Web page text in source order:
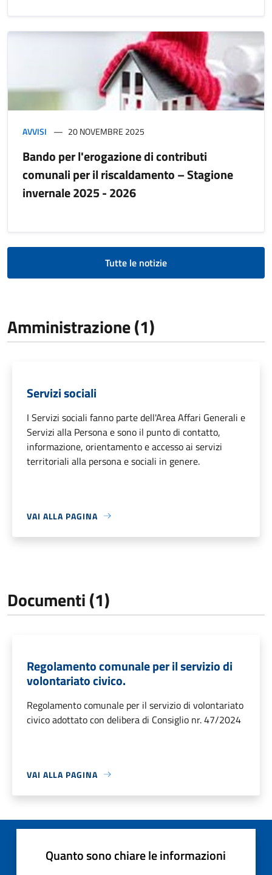
AVVISI 20 NOVEMBRE 2025
Bando per l'erogazione di contributi
comunali per il riscaldamento – Stagione
invernale 2025 - 2026
Tutte le notizie
Amministrazione (1)
Servizi sociali
I Servizi sociali fanno parte dell'Area Affari Generali e
Servizi alla Persona e sono il punto di contatto,
informazione, orientamento e accesso ai servizi
territoriali alla persona e sociali in genere.
VAI ALLA PAGINA
Documenti (1)
Regolamento comunale per il servizio di
volontariato civico.
Regolamento comunale per il servizio di volontariato
civico adottato con delibera di Consiglio nr. 47/2024
VAI ALLA PAGINA
Quanto sono chiare le informazioni